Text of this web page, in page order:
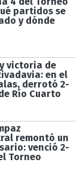
partidos se
y dónde
victoria de
en el
derrotó 2-
Río Cuarto
remontó un
venció 2-
Torneo